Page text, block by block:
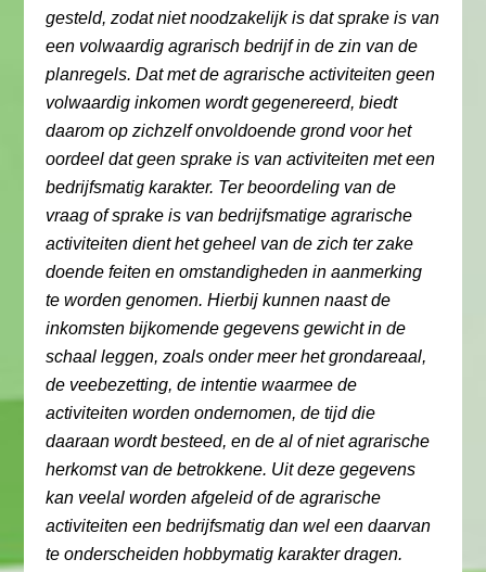
gesteld, zodat niet noodzakelijk is dat sprake is van
een volwaardig agrarisch bedrijf in de zin van de
planregels. Dat met de agrarische activiteiten geen
volwaardig inkomen wordt gegenereerd, biedt
daarom op zichzelf onvoldoende grond voor het
oordeel dat geen sprake is van activiteiten met een
bedrijfsmatig karakter. Ter beoordeling van de
vraag of sprake is van bedrijfsmatige agrarische
activiteiten dient het geheel van de zich ter zake
doende feiten en omstandigheden in aanmerking
te worden genomen. Hierbij kunnen naast de
inkomsten bijkomende gegevens gewicht in de
schaal leggen, zoals onder meer het grondareaal,
de veebezetting, de intentie waarmee de
activiteiten worden ondernomen, de tijd die
daaraan wordt besteed, en de al of niet agrarische
herkomst van de betrokkene. Uit deze gegevens
kan veelal worden afgeleid of de agrarische
activiteiten een bedrijfsmatig dan wel een daarvan
te onderscheiden hobbymatig karakter dragen.